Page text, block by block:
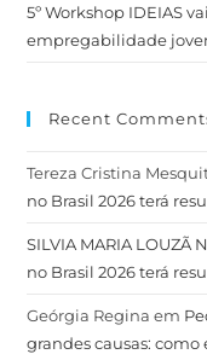
5º Workshop IDEIAS
empregabilidade
Recent
Tereza Cristina
no Brasil 2026 terá
SILVIA MARIA LOUZÃ
no Brasil 2026 terá
Geórgia Regina em
grandes causas: